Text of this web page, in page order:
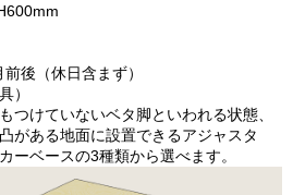
後（休日含まず）
）
つけていないベタ脚といわれる状態、
がある地面に設置できるアジャスタ
ーベースの3種類から選べます。